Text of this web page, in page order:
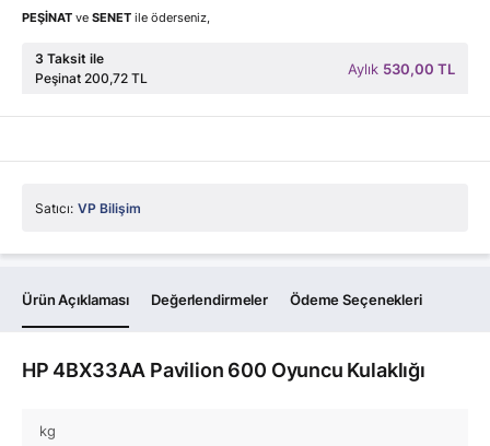
PEŞİNAT ve SENET ile öderseniz,
3 Taksit ile
Peşinat 200,72 TL
Aylık 530,00 TL
Satıcı: VP Bilişim
Ürün Açıklaması Değerlendirmeler Ödeme Seçenekleri
HP 4BX33AA Pavilion 600 Oyuncu Kulaklığı
kg